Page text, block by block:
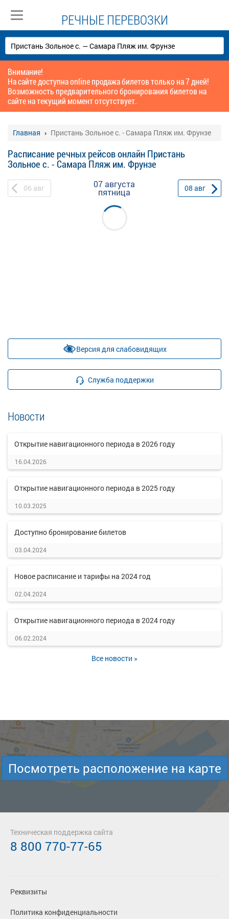
РЕЧНЫЕ ПЕРЕВОЗКИ
Внимание!
На сайте доступна online продажа билетов только на 7 дней!
Возможность предварительного бронирования билетов на
сайте на текущий момент отсутствует.
Главная Пристань Зольное с. - Самара Пляж им. Фрунзе
Расписание речных рейсов онлайн Пристань
Зольное с. - Самара Пляж им. Фрунзе
06 авг 07 августа
пятница 08 авг
Версия для слабовидящих
Служба поддержки
Новости
Открытие навигационного периода в 2026 году
16.04.2026
Открытие навигационного периода в 2025 году
10.03.2025
Доступно бронирование билетов
03.04.2024
Новое расписание и тарифы на 2024 год
02.04.2024
Открытие навигационного периода в 2024 году
06.02.2024
Все новости »
Посмотреть расположение на карте
Реквизиты
Политика конфиденциальности
Техническая поддержка сайта
8 800 770-77-65